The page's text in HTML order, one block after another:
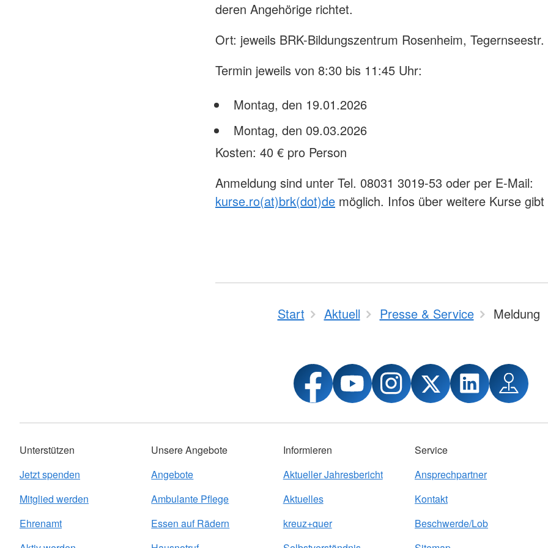
deren Angehörige richtet.
Ort: jeweils BRK-Bildungszentrum Rosenheim, Tegernseestr.
Termin jeweils von 8:30 bis 11:45 Uhr:
Montag, den 19.01.2026
Montag, den 09.03.2026
Kosten: 40 € pro Person
Anmeldung sind unter Tel. 08031 3019-53 oder per E-Mail:
kurse.ro(at)brk(dot)de möglich. Infos über weitere Kurse gibt
Start Aktuell Presse & Service Meldung
Unterstützen
Jetzt spenden
Mitglied werden
Ehrenamt
Unsere Angebote
Angebote
Ambulante Pflege
Essen auf Rädern
Informieren
Aktueller Jahresbericht
Aktuelles
kreuz+quer
Service
Ansprechpartner
Kontakt
Beschwerde/Lob